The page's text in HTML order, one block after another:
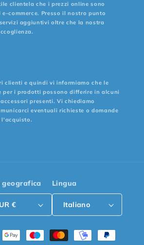
clientela che i prezzi online sono
commerce. Presso il nostro punto
aggiuntivi oltre che la nostra
clienti e quindi vi informiamo che le
per i prodotti possono differire in alcuni
presenti. Vi chiediamo
eventuali richieste o domande
l'acquisto.
geografica
Italia | EUR €
Lingua
Italiano